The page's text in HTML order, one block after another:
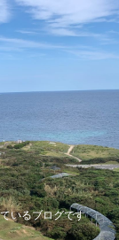
いるブログです